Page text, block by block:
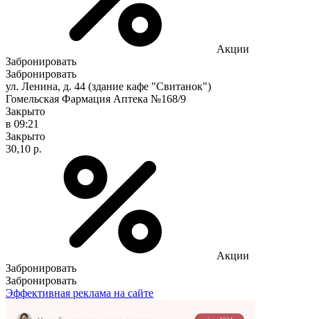
Акции
Забронировать
Забронировать
ул. Ленина, д. 44 (здание кафе "Свитанок")
Гомельская Фармация Аптека №168/9
Закрыто
в 09:21
Закрыто
30,10 р.
Акции
Забронировать
Забронировать
Эффективная реклама на сайте